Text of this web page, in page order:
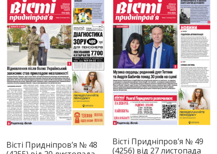
Вісті Придніпров’я № 48
Вісті Придніпров’я № 49
(4256) від 27 листопада